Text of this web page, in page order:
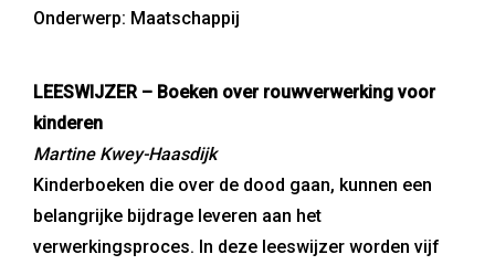
Onderwerp: Maatschappij
LEESWIJZER – Boeken over rouwverwerking voor
kinderen
Martine Kwey-Haasdijk
Kinderboeken die over de dood gaan, kunnen een
belangrijke bijdrage leveren aan het
verwerkingsproces. In deze leeswijzer worden vijf